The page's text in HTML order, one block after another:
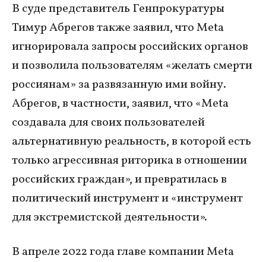
В суде представитель Генпрокуратуры
Тимур Абрегов также заявил, что Meta
игнорировала запросы российских органов
и позволила пользователям «желать смерти
россиянам» за развязанную ими войну.
Абрегов, в частности, заявил, что «Meta
создавала для своих пользователей
альтернативную реальность, в которой есть
только агрессивная риторика в отношении
российских граждан», и превратилась в
политический инструмент и «инструмент
для экстремистской деятельности».
В апреле 2022 года главе компании Meta